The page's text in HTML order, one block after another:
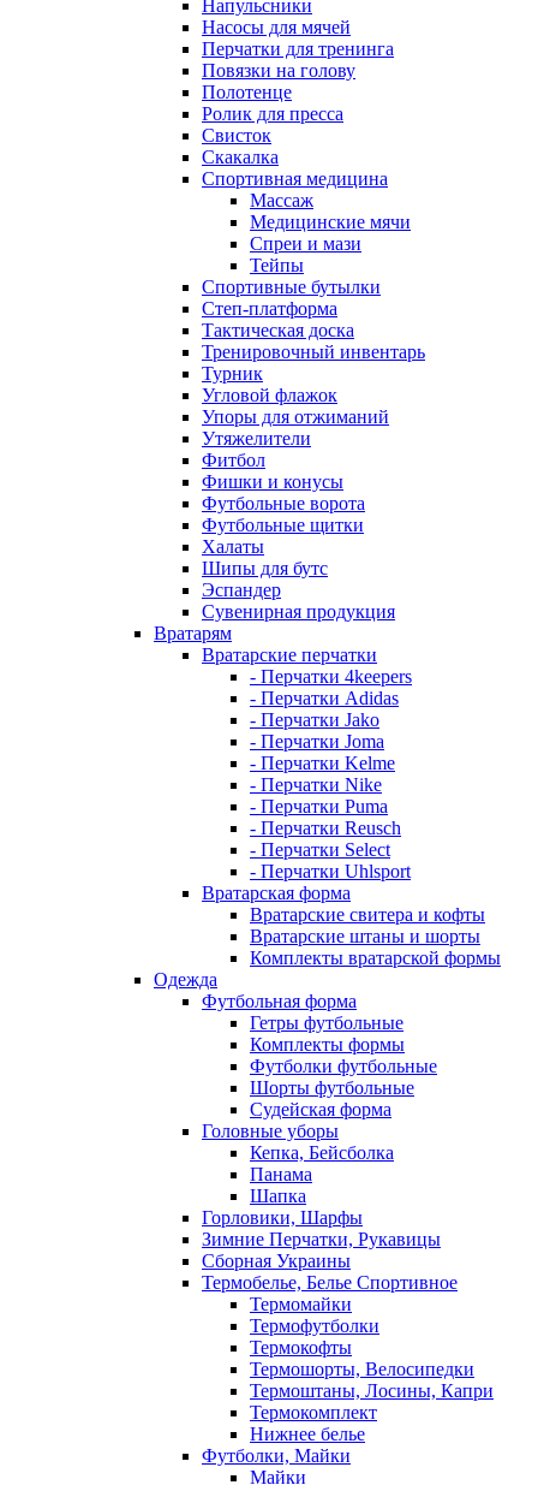
Напульсники
Насосы для мячей
Перчатки для тренинга
Повязки на голову
Полотенце
Ролик для пресса
Свисток
Скакалка
Спортивная медицина
Массаж
Медицинские мячи
Спреи и мази
Тейпы
Спортивные бутылки
Степ-платформа
Тактическая доска
Тренировочный инвентарь
Турник
Угловой флажок
Упоры для отжиманий
Утяжелители
Фитбол
Фишки и конусы
Футбольные ворота
Футбольные щитки
Халаты
Шипы для бутс
Эспандер
Сувенирная продукция
Вратарям
Вратарские перчатки
- Перчатки 4keepers
- Перчатки Adidas
- Перчатки Jako
- Перчатки Joma
- Перчатки Kelme
- Перчатки Nike
- Перчатки Puma
- Перчатки Reusch
- Перчатки Select
- Перчатки Uhlsport
Вратарская форма
Вратарские свитера и кофты
Вратарские штаны и шорты
Комплекты вратарской формы
Одежда
Футбольная форма
Гетры футбольные
Комплекты формы
Футболки футбольные
Шорты футбольные
Судейская форма
Головные уборы
Кепка, Бейсболка
Панама
Шапка
Горловики, Шарфы
Зимние Перчатки, Рукавицы
Сборная Украины
Термобелье, Белье Спортивное
Термомайки
Термофутболки
Термокофты
Термошорты, Велосипедки
Термоштаны, Лосины, Капри
Термокомплект
Нижнее белье
Футболки, Майки
Майки